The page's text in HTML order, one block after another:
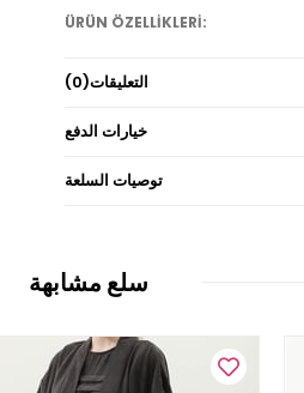
ÜRÜN ÖZELLİKLERİ:
Yandan cepli
KUMAŞ ÖZELLİĞİ:
%20 Pamuk, %60 Viscon, %20 Linen
التعليقات(0)
خيارات الدفع
توصيات السلعة
سلع مشابهة